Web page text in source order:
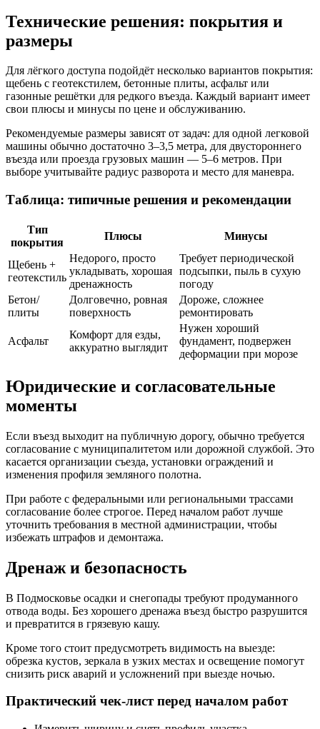
Технические решения: покрытия и
размеры
Для лёгкого доступа подойдёт несколько вариантов покрытия:
щебень с геотекстилем, бетонные плиты, асфальт или
газонные решётки для редкого въезда. Каждый вариант имеет
свои плюсы и минусы по цене и обслуживанию.
Рекомендуемые размеры зависят от задач: для одной легковой
машины обычно достаточно 3–3,5 метра, для двустороннего
въезда или проезда грузовых машин — 5–6 метров. При
выборе учитывайте радиус разворота и место для маневра.
Таблица: типичные решения и рекомендации
Тип
покрытия
Плюсы Минусы
Щебень +
геотекстиль
Недорого, просто
укладывать, хорошая
дренажность
Требует периодической
подсыпки, пыль в сухую
погоду
Бетон/
плиты
Долговечно, ровная
поверхность
Дороже, сложнее
ремонтировать
Асфальт
Комфорт для езды,
аккуратно выглядит
Нужен хороший
фундамент, подвержен
деформации при морозе
Юридические и согласовательные
моменты
Если въезд выходит на публичную дорогу, обычно требуется
согласование с муниципалитетом или дорожной службой. Это
касается организации съезда, установки ограждений и
изменения профиля земляного полотна.
При работе с федеральными или региональными трассами
согласование более строгое. Перед началом работ лучше
уточнить требования в местной администрации, чтобы
избежать штрафов и демонтажа.
Дренаж и безопасность
В Подмосковье осадки и снегопады требуют продуманного
отвода воды. Без хорошего дренажа въезд быстро разрушится
и превратится в грязевую кашу.
Кроме того стоит предусмотреть видимость на выезде:
обрезка кустов, зеркала в узких местах и освещение помогут
снизить риск аварий и усложнений при выезде ночью.
Практический чек‑лист перед началом работ